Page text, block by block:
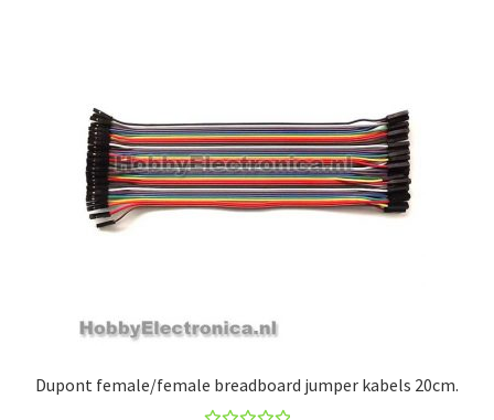
Dupont female/female breadboard jumper kabels 20cm.